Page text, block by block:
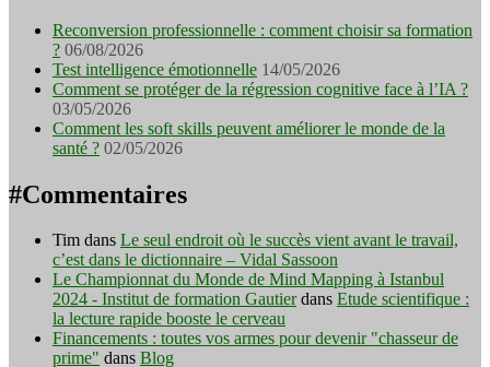
Reconversion professionnelle : comment choisir sa formation
? 06/08/2026
Test intelligence émotionnelle 14/05/2026
Comment se protéger de la régression cognitive face à l’IA ?
03/05/2026
Comment les soft skills peuvent améliorer le monde de la
santé ? 02/05/2026
#Commentaires
Tim dans Le seul endroit où le succès vient avant le travail,
c’est dans le dictionnaire – Vidal Sassoon
Le Championnat du Monde de Mind Mapping à Istanbul
2024 - Institut de formation Gautierdans Etude scientifique :
la lecture rapide booste le cerveau
Financements : toutes vos armes pour devenir "chasseur de
prime" dans Blog